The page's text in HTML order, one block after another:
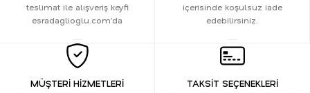
teslimat ile alışveriş keyfi
esradaglioglu.com’da
içerisinde koşulsuz iade
edebilirsiniz.
MÜŞTERİ HİZMETLERİ TAKSİT SEÇENEKLERİ